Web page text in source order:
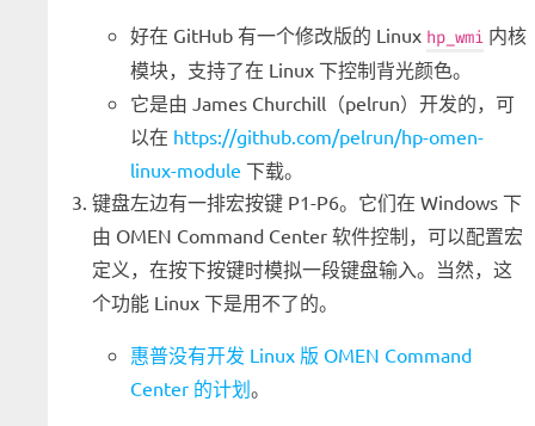
好在 GitHub 有一个修改版的 Linux hp_wmi 内核
模块，支持了在 Linux 下控制背光颜色。
它是由 James Churchill（pelrun）开发的，可
以在 https://github.com/pelrun/hp-omen-
linux-module 下载。
键盘左边有一排宏按键 P1-P6。它们在 Windows 下
由 OMEN Command Center 软件控制，可以配置宏
定义，在按下按键时模拟一段键盘输入。当然，这
个功能 Linux 下是用不了的。
惠普没有开发 Linux 版 OMEN Command
Center 的计划。